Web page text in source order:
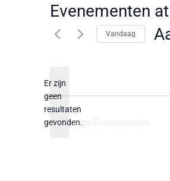
Evenementen
Bericht
Er zijn
geen
resultaten
gevonden.
Vandaag
Vorige